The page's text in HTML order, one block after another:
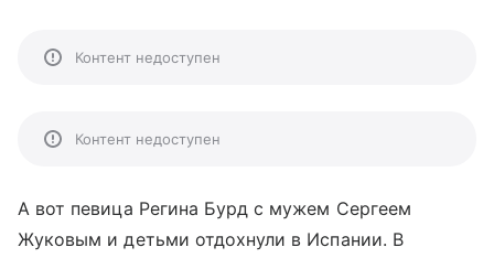
Контент недоступен
Контент недоступен
А вот певица Регина Бурд с мужем Сергеем
Жуковым и детьми отдохнули в Испании. В